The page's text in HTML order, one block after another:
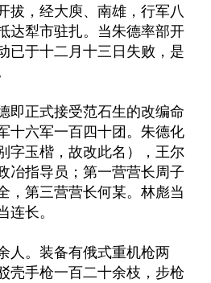
拔，经大庾、南雄，行军八
达犁市驻扎。当朱德率部开
已于十二月十三日失败，是
即正式接受范石生的改编命
十六军一百四十团。朱德化
字玉楷，故改此名），王尔
冶指导员；第一营营长周子
，第三营营长何某。林彪当
连长。
人。装备有俄式重机枪两
壳手枪一百二十余枝，步枪